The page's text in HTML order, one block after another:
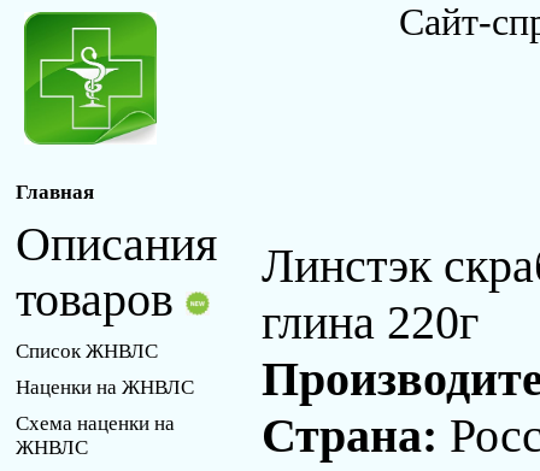
Сайт-
Главная
Описания
товаров
Список ЖНВЛС
Наценки на ЖНВЛС
Схема наценки на
ЖНВЛС
Линстэк
глина 220г
Страна: